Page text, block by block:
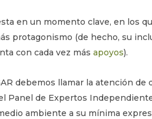
en un momento clave, en los
protagonismo (de hecho, su
con cada vez más apoyos).
debemos llamar la atención
Panel de Expertos
ambiente a su mínima